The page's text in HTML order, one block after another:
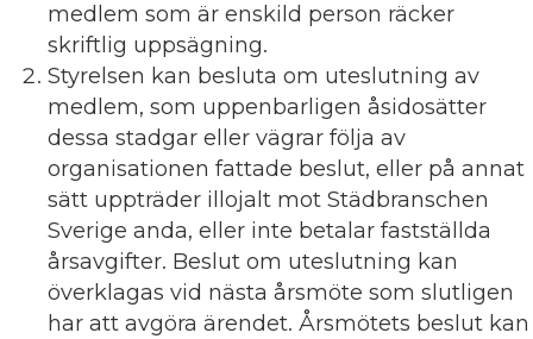
medlem som är enskild person räcker
skriftlig uppsägning.
Styrelsen kan besluta om uteslutning av
medlem, som uppenbarligen åsidosätter
dessa stadgar eller vägrar följa av
organisationen fattade beslut, eller på annat
sätt uppträder illojalt mot Städbranschen
Sverige anda, eller inte betalar fastställda
årsavgifter. Beslut om uteslutning kan
överklagas vid nästa årsmöte som slutligen
har att avgöra ärendet. Årsmötets beslut kan